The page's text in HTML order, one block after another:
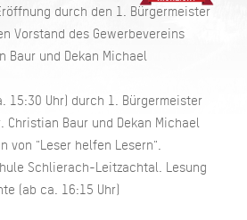
durch den 1. Bürgermeister
Vorstand des Gewerbevereins
Baur und Dekan Michael
15:30 Uhr) durch 1. Bürgermeister
Christian Baur und Dekan Michael
von "Leser helfen Lesern".
Schlierach-Leitzachtal. Lesung
(ab ca. 16:15 Uhr)